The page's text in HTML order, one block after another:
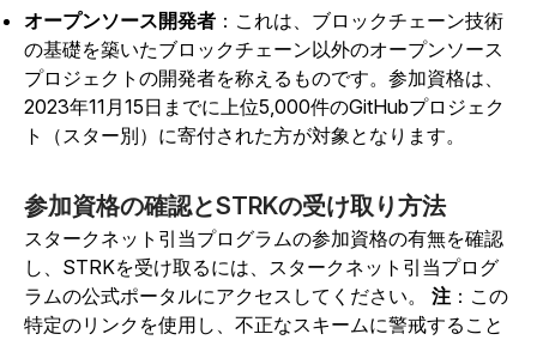
オープンソース開発者 ：これは、ブロックチェーン技術
の基礎を築いたブロックチェーン以外のオープンソース
プロジェクトの開発者を称えるものです。参加資格は、
2023年11月15日までに上位5,000件のGitHubプロジェク
ト（スター別）に寄付された方が対象となります。
参加資格の確認とSTRKの受け取り方法
スタークネット引当プログラムの参加資格の有無を確認
し、STRKを受け取るには、スタークネット引当プログ
ラムの公式ポータルにアクセスしてください。 注 ：この
特定のリンクを使用し、不正なスキームに警戒すること